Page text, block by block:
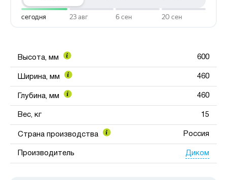
Высота, мм 600
Ширина, мм 460
Глубина, мм 460
Вес, кг 15
Страна производства Россия
Производитель Диком